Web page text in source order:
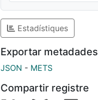
Estadístiques
Exportar metadades
JSON - METS
Compartir registre